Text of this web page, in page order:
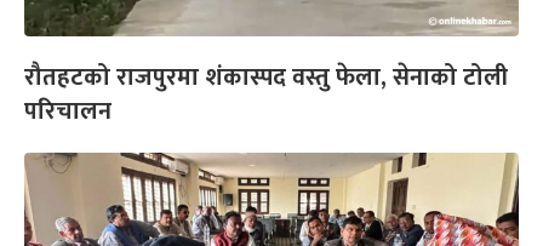
रौतहटको राजपुरमा शंकास्पद वस्तु फेला, सेनाको टोली
परिचालन